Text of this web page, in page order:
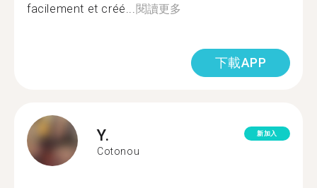
facilement et créé... 閱讀更多
下載APP
Y.
Cotonou
新加入